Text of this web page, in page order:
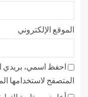
الموقع الإلكتروني
احفظ اسمي، بريدي
المتصفح لاستخدامها